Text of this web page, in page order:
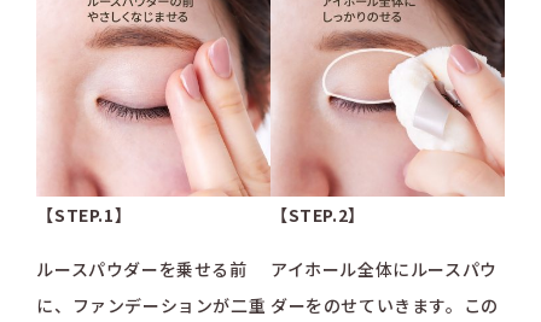
【STEP.1】
ルースパウダーを乗せる前
に、ファンデーションが二重
【STEP.2】
アイホール全体にルースパウ
ダーをのせていきます。この